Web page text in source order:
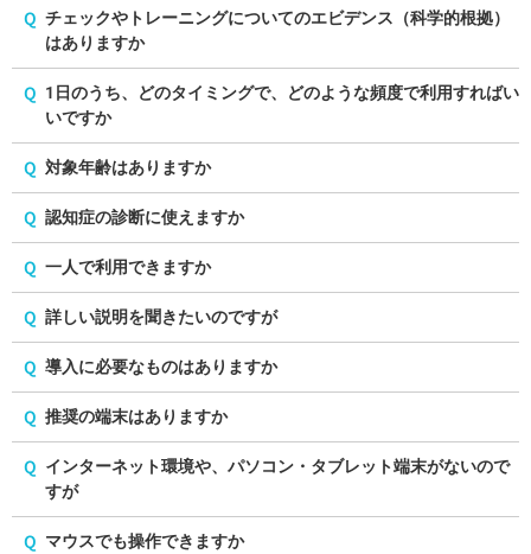
Q チェックやトレーニングについてのエビデンス（科学的根拠）
はありますか
Q 1日のうち、どのタイミングで、どのような頻度で利用すればい
いですか
Q 対象年齢はありますか
Q 認知症の診断に使えますか
Q 一人で利用できますか
Q 詳しい説明を聞きたいのですが
Q 導入に必要なものはありますか
Q 推奨の端末はありますか
Q インターネット環境や、パソコン・タブレット端末がないので
すが
Q マウスでも操作できますか